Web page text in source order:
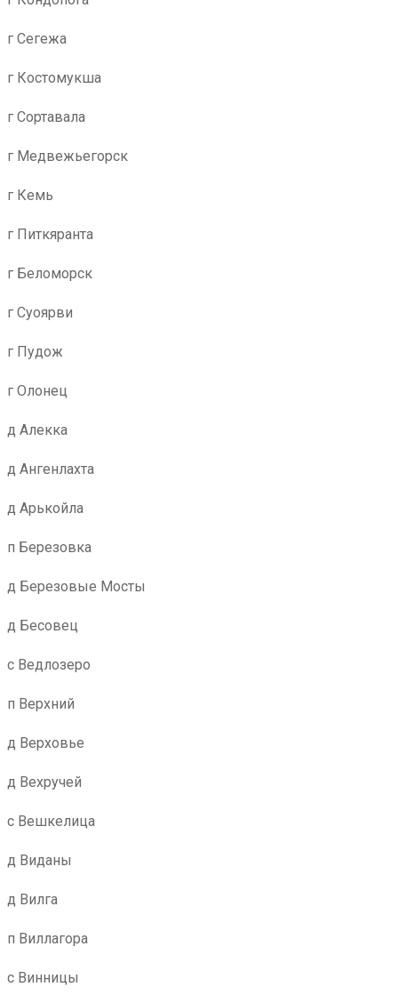
г Сегежа
г Костомукша
г Сортавала
г Медвежьегорск
г Кемь
г Питкяранта
г Беломорск
г Суоярви
г Пудож
г Олонец
д Алекка
д Ангенлахта
д Арькойла
п Березовка
д Березовые Мосты
д Бесовец
с Ведлозеро
п Верхний
д Верховье
д Вехручей
с Вешкелица
д Виданы
д Вилга
п Виллагора
с Винницы